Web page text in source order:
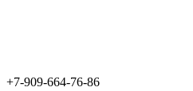
+7-909-664-76-86